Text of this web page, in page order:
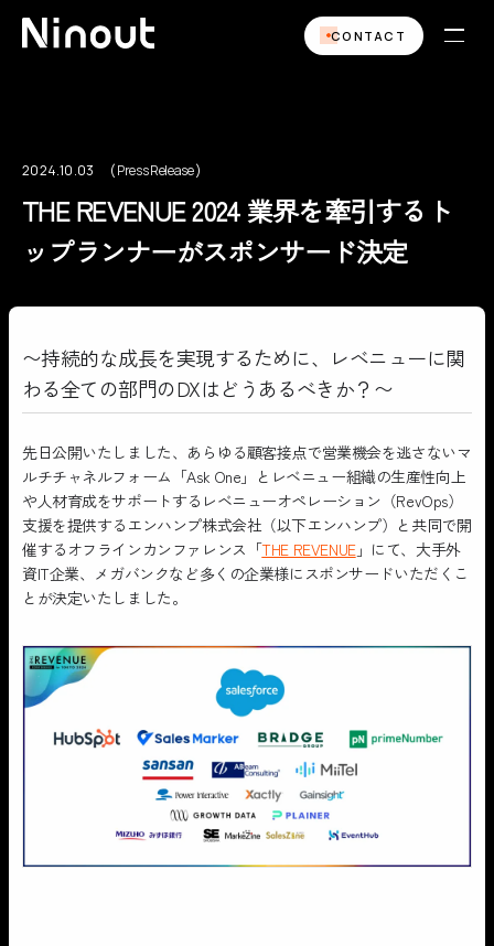
CONTACT
2024.10.03
Press Release
THE REVENUE 2024 業界を牽引するト
ップランナーがスポンサード決定
〜持続的な成長を実現するために、レベニューに関
わる全ての部門のDXはどうあるべきか？〜
先日公開いたしました、あらゆる顧客接点で営業機会を逃さないマ
ルチチャネルフォーム「Ask One」とレベニュー組織の生産性向上
や人材育成をサポートするレベニューオペレーション（RevOps）
支援を提供するエンハンプ株式会社（以下エンハンプ）と共同で開
催するオフラインカンファレンス「THE REVENUE」にて、大手外
資IT企業、メガバンクなど多くの企業様にスポンサードいただくこ
とが決定いたしました。